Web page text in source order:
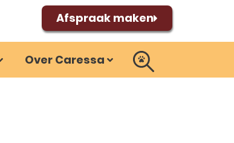
Afspraak maken
Over Caressa